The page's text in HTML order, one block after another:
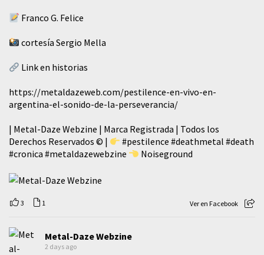
Franco G. Felice
cortesía Sergio Mella
Link en historias
https://metaldazeweb.com/pestilence-en-vivo-en-
argentina-el-sonido-de-la-perseverancia/
| Metal-Daze Webzine | Marca Registrada | Todos los
Derechos Reservados © |
#pestilence #deathmetal #death
#cronica #metaldazewebzine Noiseground
3 1 Ver en Facebook
Metal-Daze Webzine
2 days ago